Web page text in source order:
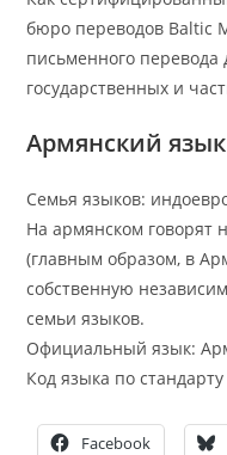
бюро переводов Baltic
письменного перевода
государственных и
Армянский язык
Семья языков:
На армянском говорят
(главным образом, в
собственную
семьи языков.
Официальный язык:
Код языка по
Facebook